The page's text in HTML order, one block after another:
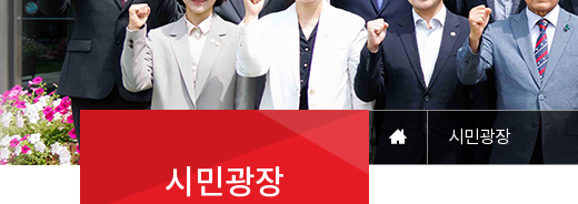
시민광장
시민광장